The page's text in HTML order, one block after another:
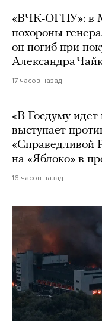
«ВЧК-ОГПУ»: в
похороны
он погиб при
Александра
17 часов назад
«В Госдуму идет
выступает
«Справедливой
на «Яблоко» в
16 часов назад